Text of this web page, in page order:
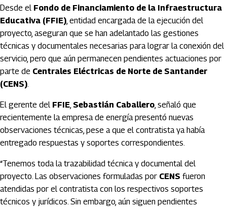
Desde el Fondo de Financiamiento de la Infraestructura
Educativa (FFIE), entidad encargada de la ejecución del
proyecto, aseguran que se han adelantado las gestiones
técnicas y documentales necesarias para lograr la conexión del
servicio, pero que aún permanecen pendientes actuaciones por
parte de Centrales Eléctricas de Norte de Santander
(CENS).
El gerente del FFIE, Sebastián Caballero, señaló que
recientemente la empresa de energía presentó nuevas
observaciones técnicas, pese a que el contratista ya había
entregado respuestas y soportes correspondientes.
“Tenemos toda la trazabilidad técnica y documental del
proyecto. Las observaciones formuladas por CENS fueron
atendidas por el contratista con los respectivos soportes
técnicos y jurídicos. Sin embargo, aún siguen pendientes